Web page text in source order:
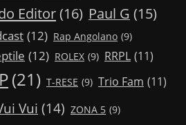
Editor(16) Paul G (15)
(12) Rap Angolano (9)
(12) ROLEX (9) RRPL (11)
(21) T-RESE (9) Trio Fam (11)
Vui (14) ZONA 5 (9)